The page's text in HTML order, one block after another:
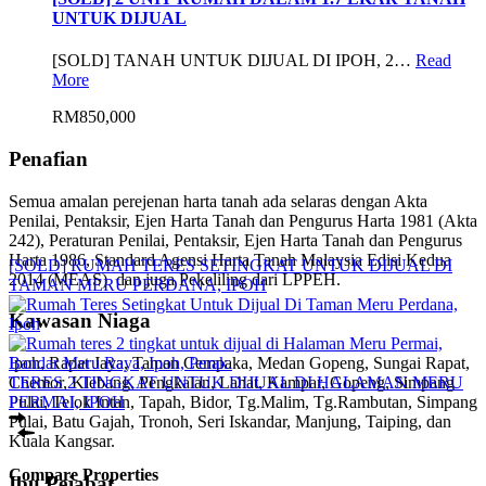
UNTUK DIJUAL
[SOLD] TANAH UNTUK DIJUAL DI IPOH, 2… Read
More
RM850,000
Penafian
Semua amalan perejenan harta tanah ada selaras dengan Akta
Penilai, Pentaksir, Ejen Harta Tanah dan Pengurus Harta 1981 (Akta
242), Peraturan Penilai, Pentaksir, Ejen Harta Tanah dan Pengurus
Harta 1986, Standard Agensi Harta Tanah Malaysia Edisi Kedua
2014 (MEAS) dan juga Pekeliling dari LPPEH.
Kawasan Niaga
Ipoh, Rapat Jaya, Taman Cempaka, Medan Gopeng, Sungai Rapat,
Chemor, Klebang, Pengkalan, Lahat, Kampar, Gopeng, Simpang
Pulai, Telok Intan, Tapah, Bidor, Tg.Malim, Tg.Rambutan, Simpang
Pulai, Batu Gajah, Tronoh, Seri Iskandar, Manjung, Taiping, dan
Kuala Kangsar.
[SOLD] RUMAH TERES SETINGKAT UNTUK DIJUAL DI
TAMAN MERU PERDANA, IPOH
TERES 2 TINGKAT UNTUK DIJUAL DI HALAMAN MERU
PERMAI, IPOH
Compare Properties